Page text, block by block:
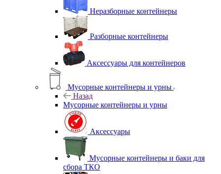
Неразборные контейнеры
Разборные контейнеры
Аксессуары для контейнеров
Мусорные контейнеры и урны
Назад
Мусорные контейнеры и урны
Аксессуары
Мусорные контейнеры и баки для
сбора ТКО